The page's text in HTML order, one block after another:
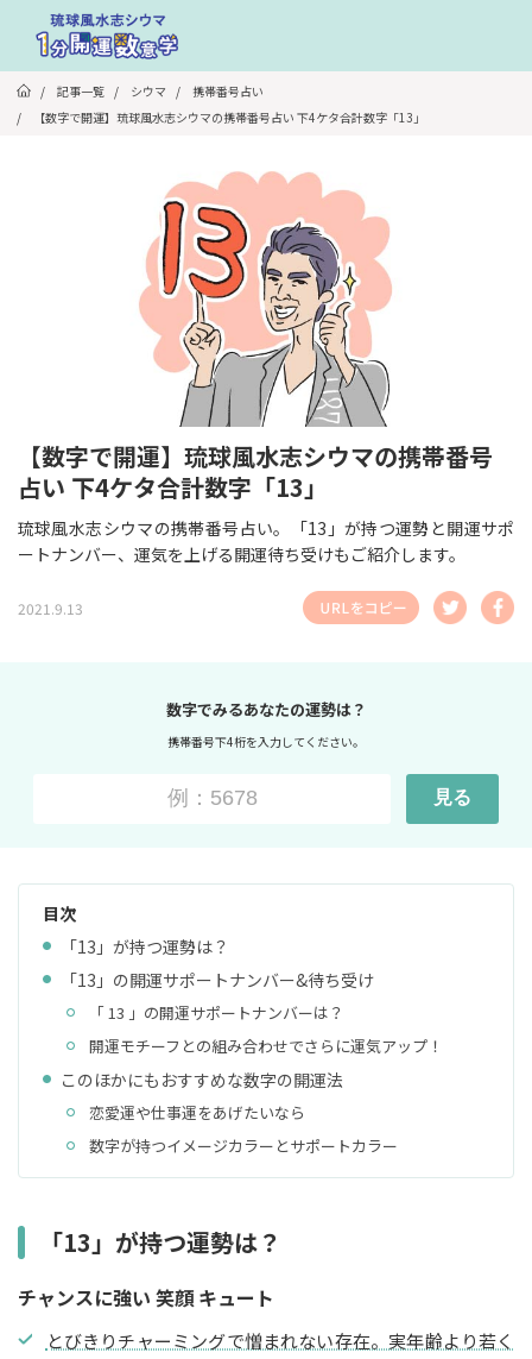
/ 記事一覧 / シウマ /
携帯番号占い
/
【数字で開運】琉球風水志シウマの携帯番号占い 下4ケタ合計数字「13」
【数字で開運】琉球風水志シウマの携帯番号
占い 下4ケタ合計数字「13」
琉球風水志シウマの携帯番号占い。「13」が持つ運勢と開運サポ
ートナンバー、運気を上げる開運待ち受けもご紹介します。
2021.9.13
数字でみるあなたの運勢は？
携帯番号下4桁を入力してください。
見る
目次
「13」が持つ運勢は？
「13」の開運サポートナンバー&待ち受け
「 13 」の開運サポートナンバーは？
開運モチーフとの組み合わせでさらに運気アップ！
このほかにもおすすめな数字の開運法
恋愛運や仕事運をあげたいなら
数字が持つイメージカラーとサポートカラー
「13」が持つ運勢は？
チャンスに強い 笑顔 キュート
とびきりチャーミングで憎まれない存在。実年齢より若く